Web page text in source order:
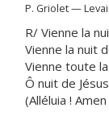
P. Griolet —
R/ Vienne la
Vienne la nuit
Vienne toute
Ô nuit de
(Alléluia ! Amen